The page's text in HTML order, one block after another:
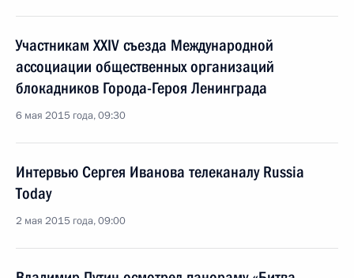
Участникам XXIV съезда Международной
ассоциации общественных организаций
блокадников Города-Героя Ленинграда
6 мая 2015 года, 09:30
Интервью Сергея Иванова телеканалу Russia
Today
2 мая 2015 года, 09:00